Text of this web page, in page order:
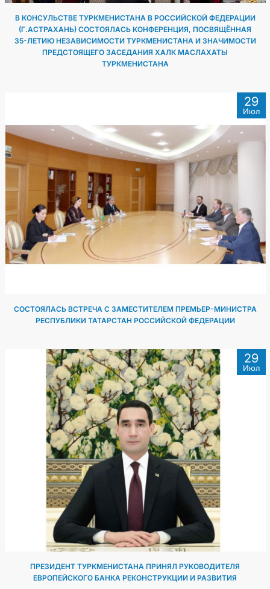
В КОНСУЛЬСТВЕ ТУРКМЕНИСТАНА В РОССИЙСКОЙ ФЕДЕРАЦИИ
(Г.АСТРАХАНЬ) СОСТОЯЛАСЬ КОНФЕРЕНЦИЯ, ПОСВЯЩЁННАЯ
35-ЛЕТИЮ НЕЗАВИСИМОСТИ ТУРКМЕНИСТАНА И ЗНАЧИМОСТИ
ПРЕДСТОЯЩЕГО ЗАСЕДАНИЯ ХАЛК МАСЛАХАТЫ
ТУРКМЕНИСТАНА
29
Июл
СОСТОЯЛАСЬ ВСТРЕЧА С ЗАМЕСТИТЕЛЕМ ПРЕМЬЕР-МИНИСТРА
РЕСПУБЛИКИ ТАТАРСТАН РОССИЙСКОЙ ФЕДЕРАЦИИ
29
Июл
ПРЕЗИДЕНТ ТУРКМЕНИСТАНА ПРИНЯЛ РУКОВОДИТЕЛЯ
ЕВРОПЕЙСКОГО БАНКА РЕКОНСТРУКЦИИ И РАЗВИТИЯ